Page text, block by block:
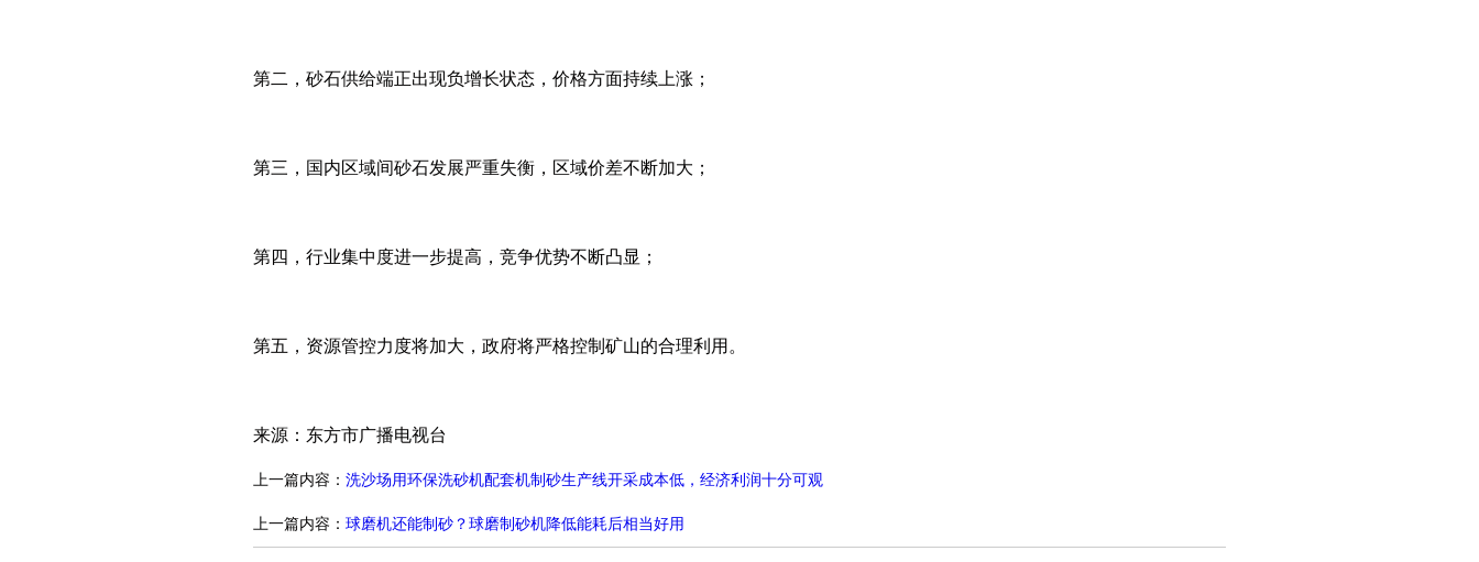
第二，砂石供给端正出现负增长状态，价格方面持续上涨；
第三，国内区域间砂石发展严重失衡，区域价差不断加大；
第四，行业集中度进一步提高，竞争优势不断凸显；
第五，资源管控力度将加大，政府将严格控制矿山的合理利用。
来源：东方市广播电视台
上一篇内容： 洗沙场用环保洗砂机配套机制砂生产线开采成本低，经济利润十分可观
上一篇内容： 球磨机还能制砂？球磨制砂机降低能耗后相当好用